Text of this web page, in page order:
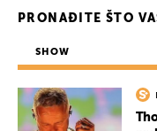
PRONAĐITE ŠTO
SHOW